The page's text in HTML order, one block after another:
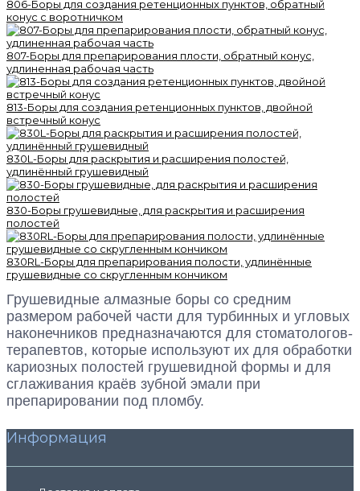
806-Боры для создания ретенционных пунктов, обратный
конус с воротничком
807-Боры для препарирования плости, обратный конус,
удлиненная рабочая часть
813-Боры для создания ретенционных пунктов, двойной
встречный конус
830L-Боры для раскрытия и расширения полостей,
удлинённый грушевидный
830-Боры грушевидные, для раскрытия и расширения
полостей
830RL-Боры для препарирования полости, удлинённые
грушевидные со скругленным кончиком
Грушевидные алмазные боры со средним
размером рабочей части для турбинных и угловых
наконечников предназначаются для стоматологов-
терапевтов, которые используют их для обработки
кариозных полостей грушевидной формы и для
сглаживания краёв зубной эмали при
препарировании под пломбу.
Информация